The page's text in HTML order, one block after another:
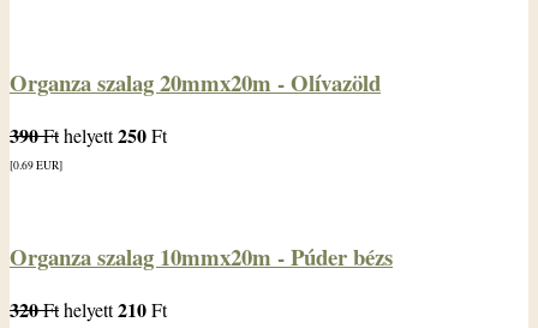
Organza szalag 20mmx20m - Olívazöld
390Fthelyett250Ft
[0.69EUR]
Organza szalag 10mmx20m - Púder bézs
320Fthelyett210Ft